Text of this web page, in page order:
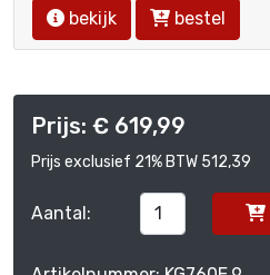
bekijk bestel
Prijs: € 619,99
Prijs exclusief 21% BTW 512,39
Aantal: